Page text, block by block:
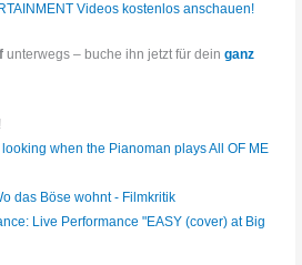
Videos kostenlos anschauen!
unterwegs – buche ihn jetzt für deinganz
when the Pianoman plays All OF ME
das Böse wohnt - Filmkritik
Live Performance "EASY (cover) at Big